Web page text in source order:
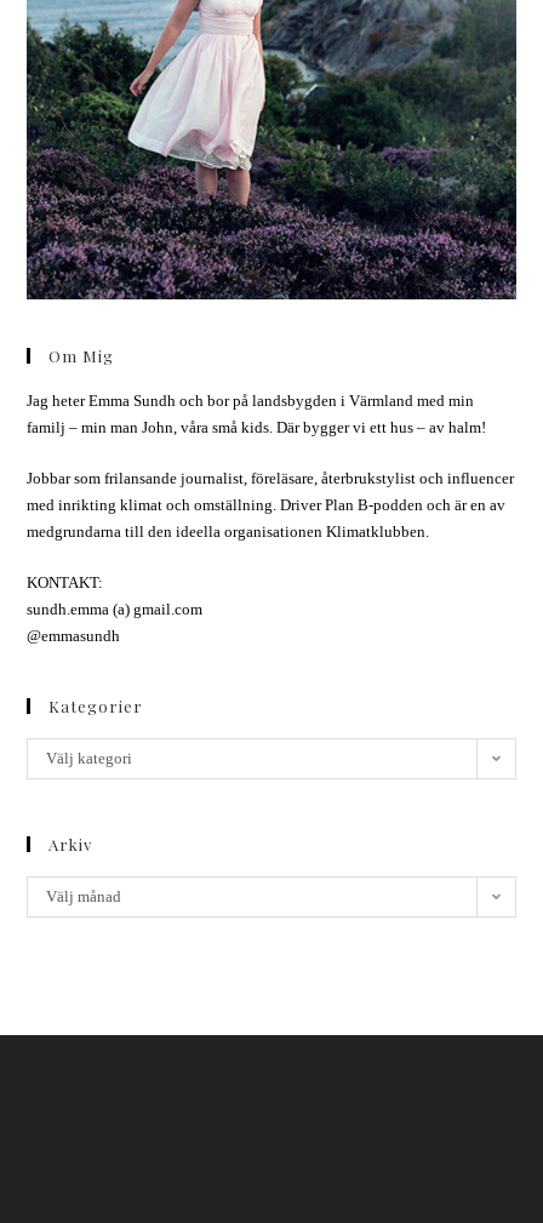
Om Mig
Jag heter Emma Sundh och bor på landsbygden i Värmland med min
familj – min man John, våra små kids. Där bygger vi ett hus – av halm!
Jobbar som frilansande journalist, föreläsare, återbrukstylist och influencer
med inrikting klimat och omställning. Driver Plan B-podden och är en av
medgrundarna till den ideella organisationen Klimatklubben.
KONTAKT:
sundh.emma (a) gmail.com
@emmasundh
Kategorier
Välj kategori
Arkiv
Välj månad